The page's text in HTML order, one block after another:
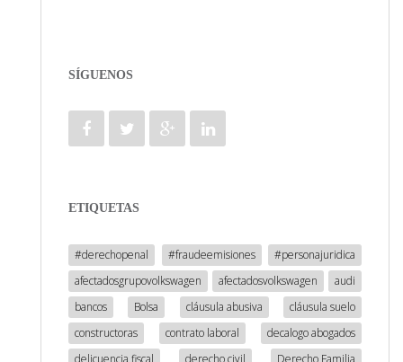
SÍGUENOS
ETIQUETAS
#derechopenal #fraudeemisiones
#personajuridica
afectadosgrupovolkswagen
afectadosvolkswagen
audi
bancos
Bolsa cláusula abusiva
cláusula suelo
constructoras
contrato laboral
decalogo abogados
delicuencia fiscal
derecho civil
Derecho Familia